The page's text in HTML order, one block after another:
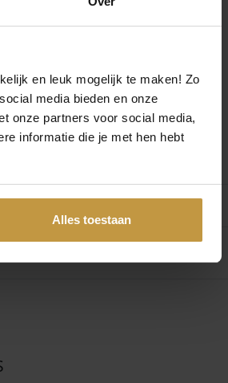
en leuk mogelijk te maken! Zo
media bieden en onze
onze partners voor social media,
informatie die je met hen hebt
Alles toestaan